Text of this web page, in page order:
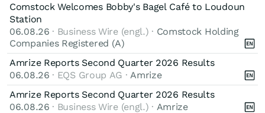
Comstock Welcomes Bobby's Bagel Café to Loudoun
Station
06.08.26 · Business Wire (engl.) · Comstock Holding
Companies Registered (A)
Amrize Reports Second Quarter 2026 Results
06.08.26 · EQS Group AG · Amrize
Amrize Reports Second Quarter 2026 Results
06.08.26 · Business Wire (engl.) · Amrize